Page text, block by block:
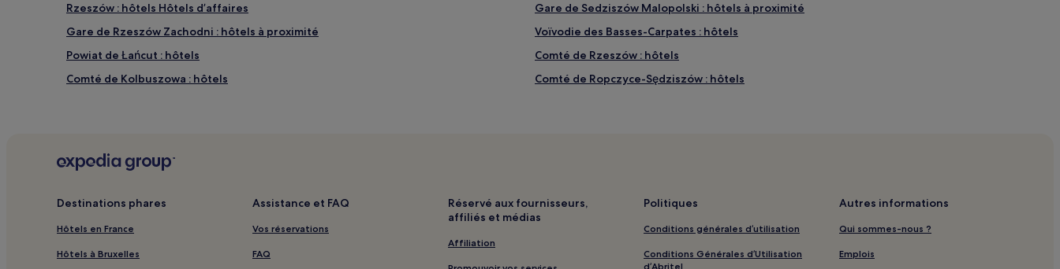
Rzeszów : hôtels Hôtels d’affaires
Gare de Sedziszów Malopolski : hôtels à proximité
Gare de Rzeszów Zachodni : hôtels à proximité
Voïvodie des Basses-Carpates : hôtels
Powiat de Łańcut : hôtels
Comté de Rzeszów : hôtels
Comté de Kolbuszowa : hôtels
Comté de Ropczyce-Sędziszów : hôtels
Destinations phares
Hôtels en France
Hôtels à Bruxelles
Assistance et FAQ
Vos réservations
FAQ
Réservé aux fournisseurs,
affiliés et médias
Affiliation
Politiques
Conditions générales d’utilisation
Conditions Générales d’Utilisation
d’Abritel
Autres informations
Qui sommes-nous ?
Emplois